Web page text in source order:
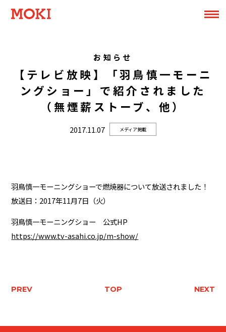
お知らせ
【テレビ放映】「羽鳥慎一モーニ
ングショー」で紹介されました
（無煙薪ストーブ、他）
2017.11.07 メディア掲載
羽鳥慎一モーニングショーで燃焼器について放送されました！
放送日：2017年11月7日（火）
羽鳥慎一モーニングショー 公式HP
https://www.tv-asahi.co.jp/m-show/
PREV TOP NEXT